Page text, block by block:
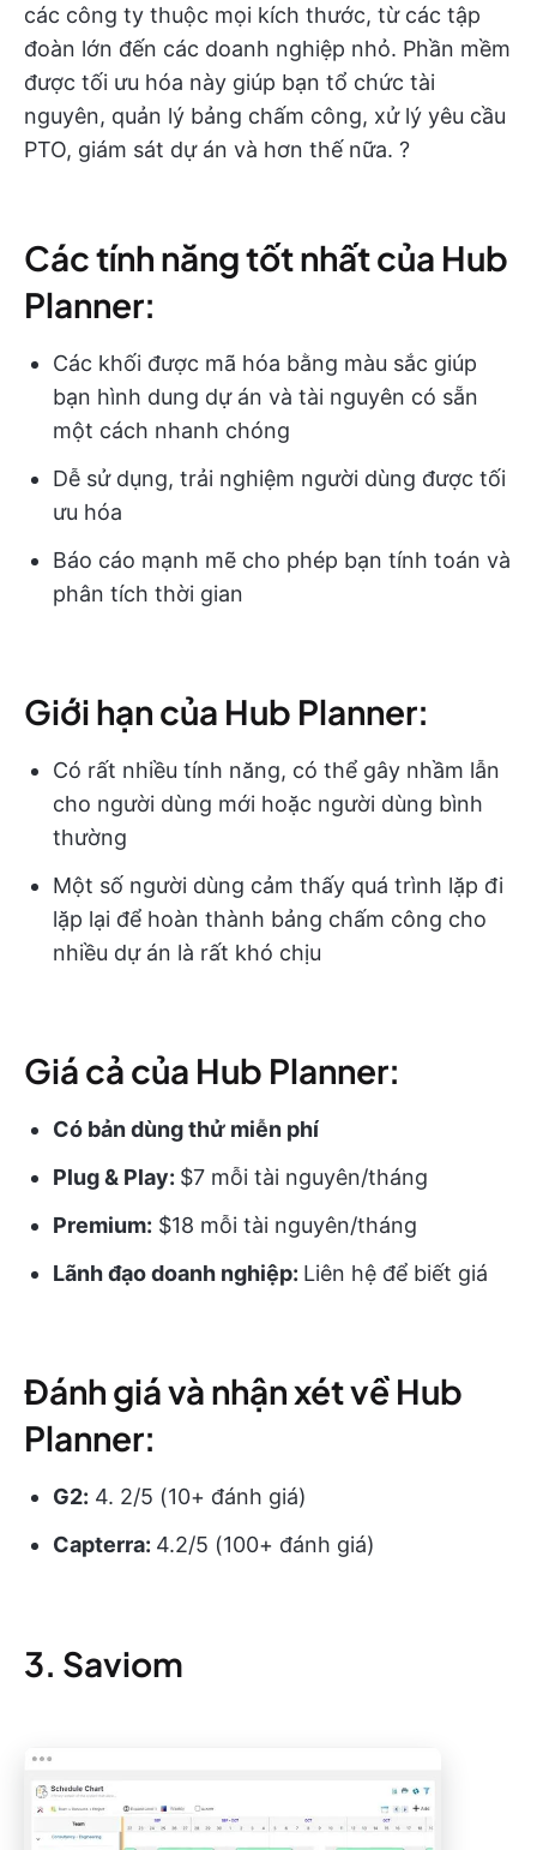
các công ty thuộc mọi kích thước, từ các tập
đoàn lớn đến các doanh nghiệp nhỏ. Phần mềm
được tối ưu hóa này giúp bạn tổ chức tài
nguyên, quản lý bảng chấm công, xử lý yêu cầu
PTO, giám sát dự án và hơn thế nữa. ?
Các tính năng tốt nhất của Hub
Planner:
Các khối được mã hóa bằng màu sắc giúp
bạn hình dung dự án và tài nguyên có sẵn
một cách nhanh chóng
Dễ sử dụng, trải nghiệm người dùng được tối
ưu hóa
Báo cáo mạnh mẽ cho phép bạn tính toán và
phân tích thời gian
Giới hạn của Hub Planner:
Có rất nhiều tính năng, có thể gây nhầm lẫn
cho người dùng mới hoặc người dùng bình
thường
Một số người dùng cảm thấy quá trình lặp đi
lặp lại để hoàn thành bảng chấm công cho
nhiều dự án là rất khó chịu
Giá cả của Hub Planner:
Có bản dùng thử miễn phí
Plug & Play: $7 mỗi tài nguyên/tháng
Premium: $18 mỗi tài nguyên/tháng
Lãnh đạo doanh nghiệp: Liên hệ để biết giá
Đánh giá và nhận xét về Hub
Planner:
G2: 4. 2/5 (10+ đánh giá)
Capterra: 4.2/5 (100+ đánh giá)
3. Saviom